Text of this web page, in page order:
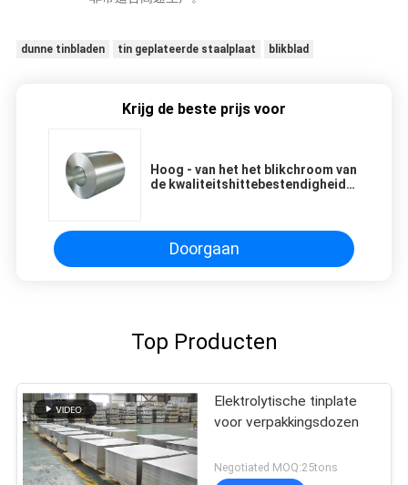
dunne tinbladen tin geplateerde staalplaat blikblad
Krijg de beste prijs voor
Hoog - van het het blikchroom van
de kwaliteitshittebestendigheid
Doorgaan
Top Producten
Elektrolytische tinplate
voor verpakkingsdozen
Negotiated MOQ:25tons